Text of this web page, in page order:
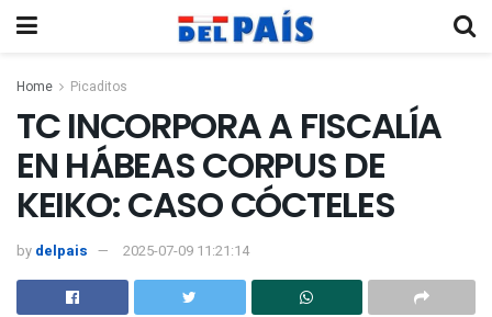
Home Picaditos
TC INCORPORA A FISCALÍA
EN HÁBEAS CORPUS DE
KEIKO: CASO CÓCTELES
by delpais 2025-07-09 11:21:14